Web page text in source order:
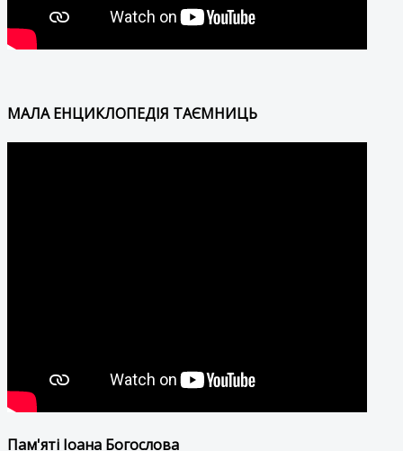
МАЛА ЕНЦИКЛОПЕДІЯ ТАЄМНИЦЬ
Пам'яті Іоана Богослова